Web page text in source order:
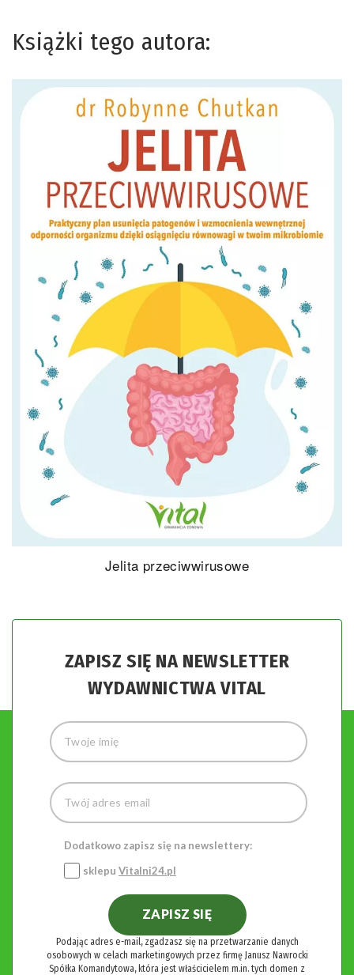
Książki tego autora:
Jelita przeciwwirusowe
ZAPISZ SIĘ NA NEWSLETTER
WYDAWNICTWA VITAL
Dodatkowo zapisz się na newslettery:
sklepu Vitalni24.pl
ZAPISZ SIĘ
Podając adres e-mail, zgadzasz się na przetwarzanie danych
osobowych w celach marketingowych przez firmę Janusz Nawrocki
Spółka Komandytowa, która jest właścicielem m.in. tych domen z